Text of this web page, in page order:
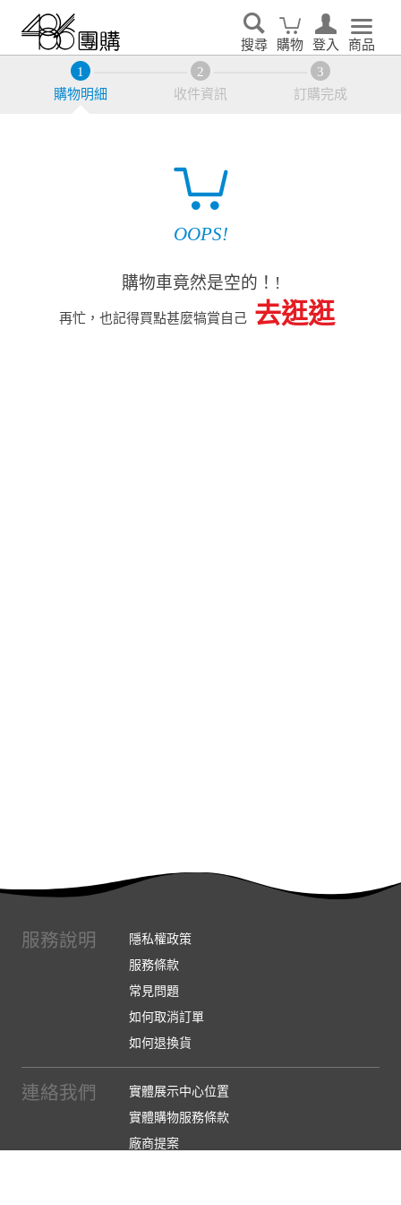
搜尋 購物 登入 商品
購物明細 收件資訊 訂購完成
OOPS!
購物車竟然是空的！!
再忙，也記得買點甚麼犒賞自己 去逛逛
服務說明
隱私權政策
服務條款
常見問題
如何取消訂單
如何退換貨
連絡我們
實體展示中心位置
實體購物服務條款
廠商提案